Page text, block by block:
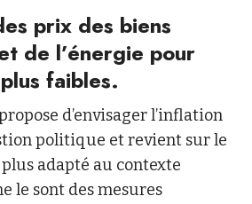
prix des biens
de l’énergie pour
faibles.
d’envisager l’inflation
politique et revient sur le
adapté au contexte
le sont des mesures